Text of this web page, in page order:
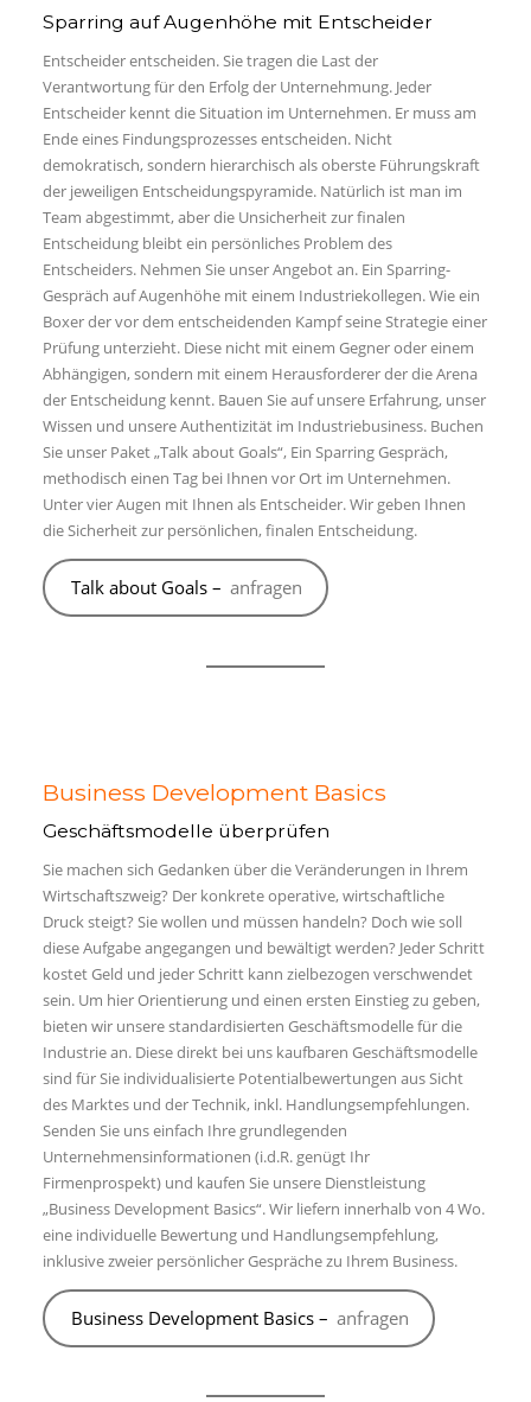
Sparring auf Augenhöhe mit Entscheider
Entscheider entscheiden. Sie tragen die Last der
Verantwortung für den Erfolg der Unternehmung. Jeder
Entscheider kennt die Situation im Unternehmen. Er muss am
Ende eines Findungsprozesses entscheiden. Nicht
demokratisch, sondern hierarchisch als oberste Führungskraft
der jeweiligen Entscheidungspyramide. Natürlich ist man im
Team abgestimmt, aber die Unsicherheit zur finalen
Entscheidung bleibt ein persönliches Problem des
Entscheiders. Nehmen Sie unser Angebot an. Ein Sparring-
Gespräch auf Augenhöhe mit einem Industriekollegen. Wie ein
Boxer der vor dem entscheidenden Kampf seine Strategie einer
Prüfung unterzieht. Diese nicht mit einem Gegner oder einem
Abhängigen, sondern mit einem Herausforderer der die Arena
der Entscheidung kennt. Bauen Sie auf unsere Erfahrung, unser
Wissen und unsere Authentizität im Industriebusiness. Buchen
Sie unser Paket „Talk about Goals“, Ein Sparring Gespräch,
methodisch einen Tag bei Ihnen vor Ort im Unternehmen.
Unter vier Augen mit Ihnen als Entscheider. Wir geben Ihnen
die Sicherheit zur persönlichen, finalen Entscheidung.
Talk about Goals – anfragen
Business Development Basics
Geschäftsmodelle überprüfen
Sie machen sich Gedanken über die Veränderungen in Ihrem
Wirtschaftszweig? Der konkrete operative, wirtschaftliche
Druck steigt? Sie wollen und müssen handeln? Doch wie soll
diese Aufgabe angegangen und bewältigt werden? Jeder Schritt
kostet Geld und jeder Schritt kann zielbezogen verschwendet
sein. Um hier Orientierung und einen ersten Einstieg zu geben,
bieten wir unsere standardisierten Geschäftsmodelle für die
Industrie an. Diese direkt bei uns kaufbaren Geschäftsmodelle
sind für Sie individualisierte Potentialbewertungen aus Sicht
des Marktes und der Technik, inkl. Handlungsempfehlungen.
Senden Sie uns einfach Ihre grundlegenden
Unternehmensinformationen (i.d.R. genügt Ihr
Firmenprospekt) und kaufen Sie unsere Dienstleistung
„Business Development Basics“. Wir liefern innerhalb von 4 Wo.
eine individuelle Bewertung und Handlungsempfehlung,
inklusive zweier persönlicher Gespräche zu Ihrem Business.
Business Development Basics – anfragen